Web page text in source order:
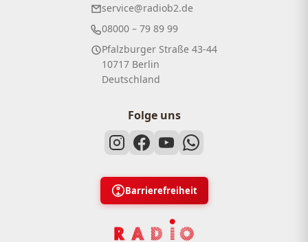
service@radiob2.de
08000 – 79 89 99
Pfalzburger Straße 43-44
10717 Berlin
Deutschland
Folge uns
Barrierefreiheit